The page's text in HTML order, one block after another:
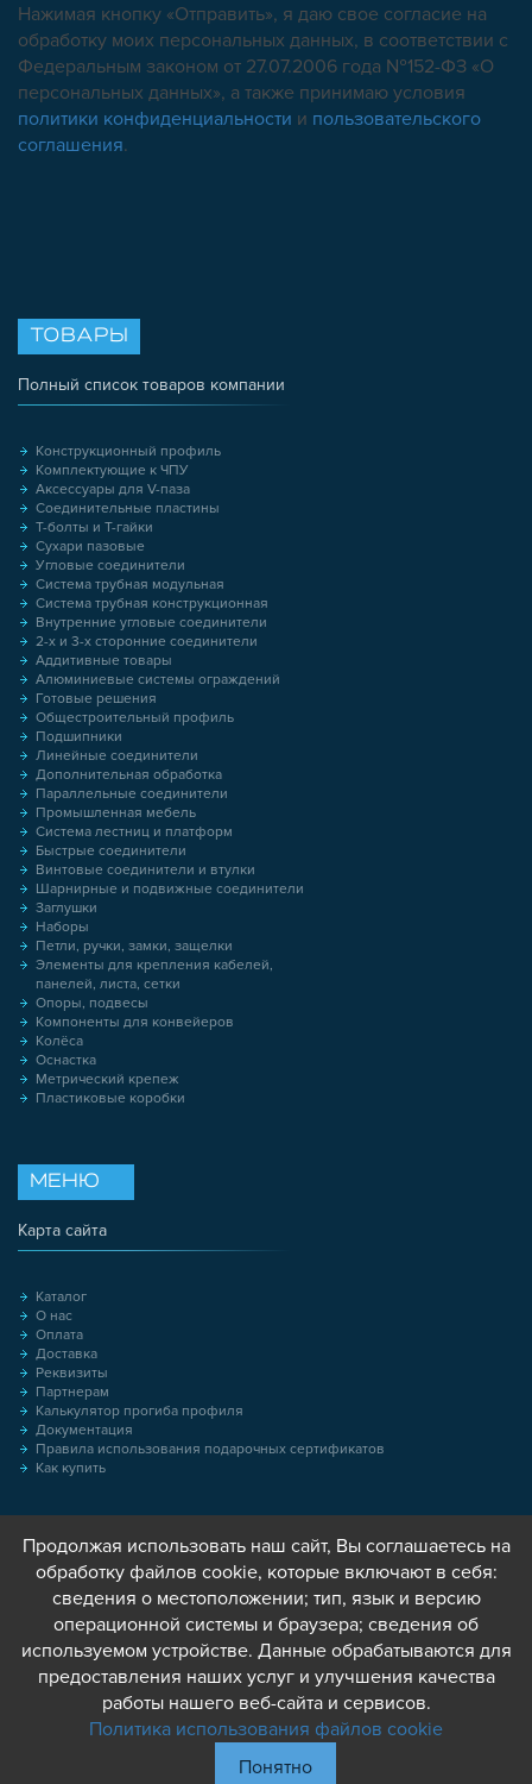
Нажимая кнопку «Отправить», я даю свое согласие на
обработку моих персональных данных, в соответствии с
Федеральным законом от 27.07.2006 года №152-ФЗ «О
персональных данных», а также принимаю условия
политики конфиденциальности и пользовательского
соглашения.
ТОВАРЫ
Полный список товаров компании
Конструкционный профиль
Комплектующие к ЧПУ
Аксессуары для V-паза
Соединительные пластины
Т-болты и Т-гайки
Сухари пазовые
Угловые соединители
Система трубная модульная
Система трубная конструкционная
Внутренние угловые соединители
2-х и 3-х сторонние соединители
Аддитивные товары
Алюминиевые системы ограждений
Готовые решения
Общестроительный профиль
Подшипники
Линейные соединители
Дополнительная обработка
Параллельные соединители
Промышленная мебель
Система лестниц и платформ
Быстрые соединители
Винтовые соединители и втулки
Шарнирные и подвижные соединители
Заглушки
Наборы
Петли, ручки, замки, защелки
Элементы для крепления кабелей,
панелей, листа, сетки
Опоры, подвесы
Компоненты для конвейеров
Колёса
Оснастка
Метрический крепеж
Пластиковые коробки
МЕНЮ
Карта сайта
Каталог
О нас
Оплата
Доставка
Реквизиты
Партнерам
Калькулятор прогиба профиля
Документация
Правила использования подарочных сертификатов
Как купить
Продолжая использовать наш сайт, Вы соглашаетесь на
обработку файлов cookie, которые включают в себя:
сведения о местоположении; тип, язык и версию
операционной системы и браузера; сведения об
используемом устройстве. Данные обрабатываются для
предоставления наших услуг и улучшения качества
работы нашего веб-сайта и сервисов.
Политика использования файлов cookie
Понятно